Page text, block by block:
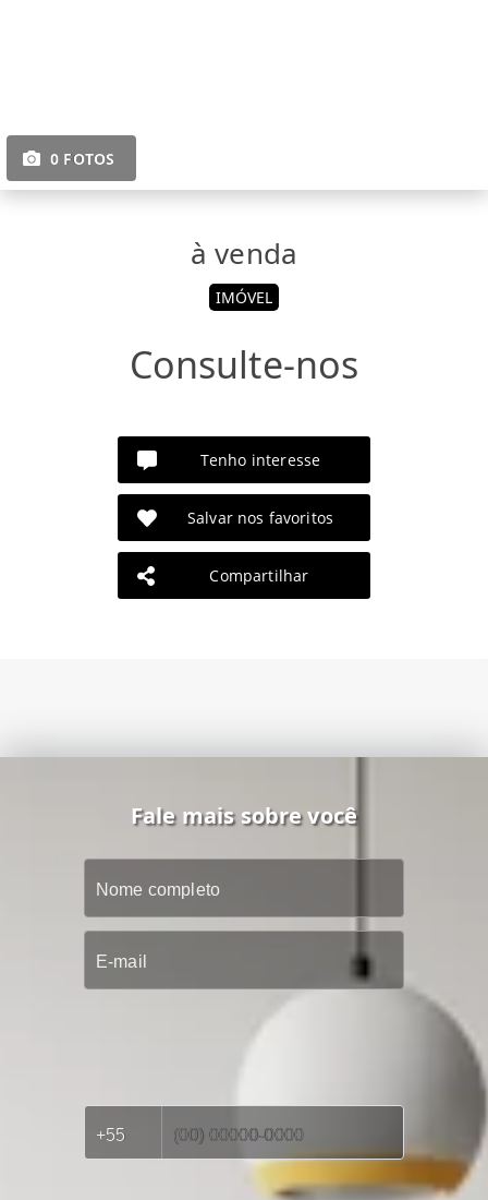
0 FOTOS
à venda
IMÓVEL
Consulte-nos
Tenho interesse
Salvar nos favoritos
Compartilhar
Fale mais sobre você